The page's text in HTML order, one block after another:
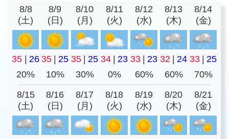
8/8
(土)
8/9
(日)
8/10
(月)
8/11
(火)
8/12
(水)
8/13
(木)
8/14
(金)
35 26 35 25 35 25 34 23 33 23 32 24 33
25
20%
10% 30% 0% 60% 60% 70%
8/15
(土)
8/16
(日)
8/17
(月)
8/18
(火)
8/19
(水)
8/20
(木)
8/21
(金)